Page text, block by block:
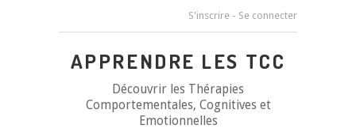
S'inscrire - Se connecter
APPRENDRE LES TCC
Découvrir les Thérapies
Comportementales, Cognitives et
Emotionnelles